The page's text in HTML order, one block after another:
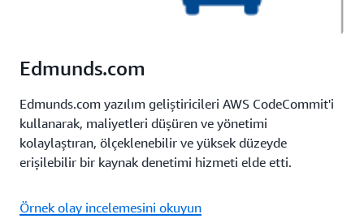
Edmunds.com
Edmunds.com yazılım geliştiricileri AWS CodeCommit'i
kullanarak, maliyetleri düşüren ve yönetimi
kolaylaştıran, ölçeklenebilir ve yüksek düzeyde
erişilebilir bir kaynak denetimi hizmeti elde etti.
Örnek olay incelemesini okuyun